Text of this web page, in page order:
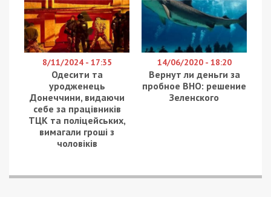
Виникла пожежа у п’ятиповерхівці. Зайнялися
також магазини. Пошкоджено будинок культури.
По Нікопольщині агресор бив FPV-дроном та
артилерією. Поцілив по Нікополю і Покровській
громаді.
Пошкоджені 4 приватні будинки, 6
господарських споруд, лінія електропередачі.
Загиблих та постраждалих немає.
В області оборонці неба знищили 5 БпЛА.